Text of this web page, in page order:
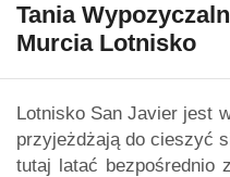
Tania
Murcia Lotnisko
Lotnisko San Javier jest
przyjeżdżają do cieszyć
tutaj latać bezpośrednio